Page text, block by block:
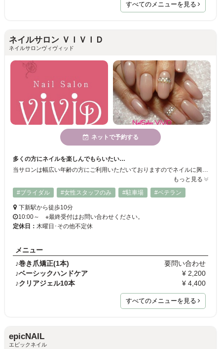
すべてのメニューを見る
ネイルサロン ＶＩＶＩＤ
ネイルサロンヴィヴィッド
ネットで予約する
多くの方にネイルを楽しんでもらいたい…
もっと見る
#ブライダル
#女性スタッフのみ #駐車場 #ベテラン
下新駅から徒歩10分
10:00～ ※最終受付はお問い合わせください。
定休日： 木曜日･その他不定休
メニュー
♪巻き爪矯正(1本)
要問い合わせ
♪ベーシックハンドケア
¥ 2,200
♪クリアジェル10本
¥ 4,400
すべてのメニューを見る
epicNAIL
エピックネイル